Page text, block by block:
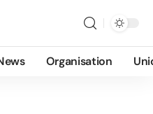
Organisation